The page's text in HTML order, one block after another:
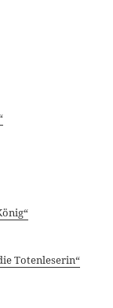
Totenleserin“